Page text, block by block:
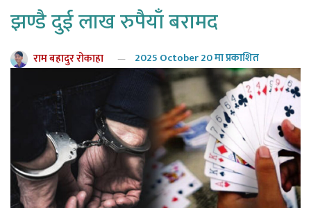
झण्डै दुई लाख रुपैयाँ बरामद
राम बहादुर रोकाहा 2025 October 20 मा प्रकाशित